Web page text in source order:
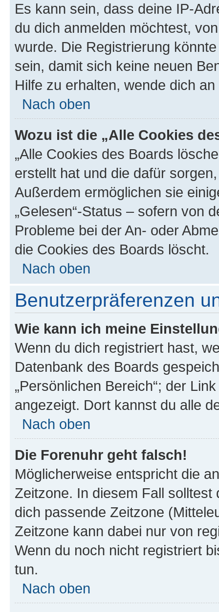
Es kann sein, dass deine IP-
du dich anmelden möchtest,
wurde. Die Registrierung
sein, damit sich keine neuen
Hilfe zu erhalten, wende dich
Nach oben
Wozu ist die „Alle Cookies
„Alle Cookies des Boards
erstellt hat und die dafür
Außerdem ermöglichen sie
„Gelesen“-Status – sofern von
Probleme bei der An- oder
die Cookies des Boards löscht.
Nach oben
Benutzerpräferenzen
Wie kann ich meine
Wenn du dich registriert hast,
Datenbank des Boards
„Persönlichen Bereich“; der
angezeigt. Dort kannst du alle
Nach oben
Die Forenuhr geht falsch!
Möglicherweise entspricht die
Zeitzone. In diesem Fall solltest
dich passende Zeitzone
Zeitzone kann dabei nur von
Wenn du noch nicht registriert
tun.
Nach oben